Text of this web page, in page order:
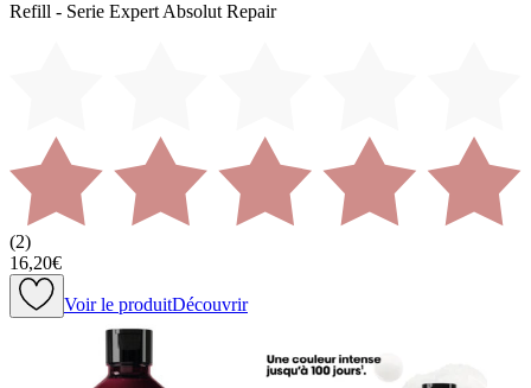
Refill - Serie Expert Absolut Repair
(2)
16,20€
Voir le produitDécouvrir